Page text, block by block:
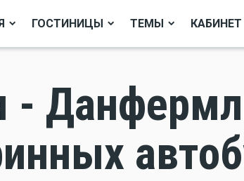
ГОСТИНИЦЫ ТЕМЫ КАБИНЕТ
-